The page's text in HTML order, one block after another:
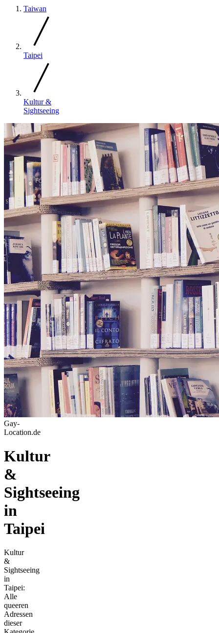
Taiwan
Taipei
Kultur &
Sightseeing
Gay-
Location.de
Kultur
&
Sightseeing
in
Taipei
Kultur
&
Sightseeing
in
Taipei:
Alle
queeren
Adressen
dieser